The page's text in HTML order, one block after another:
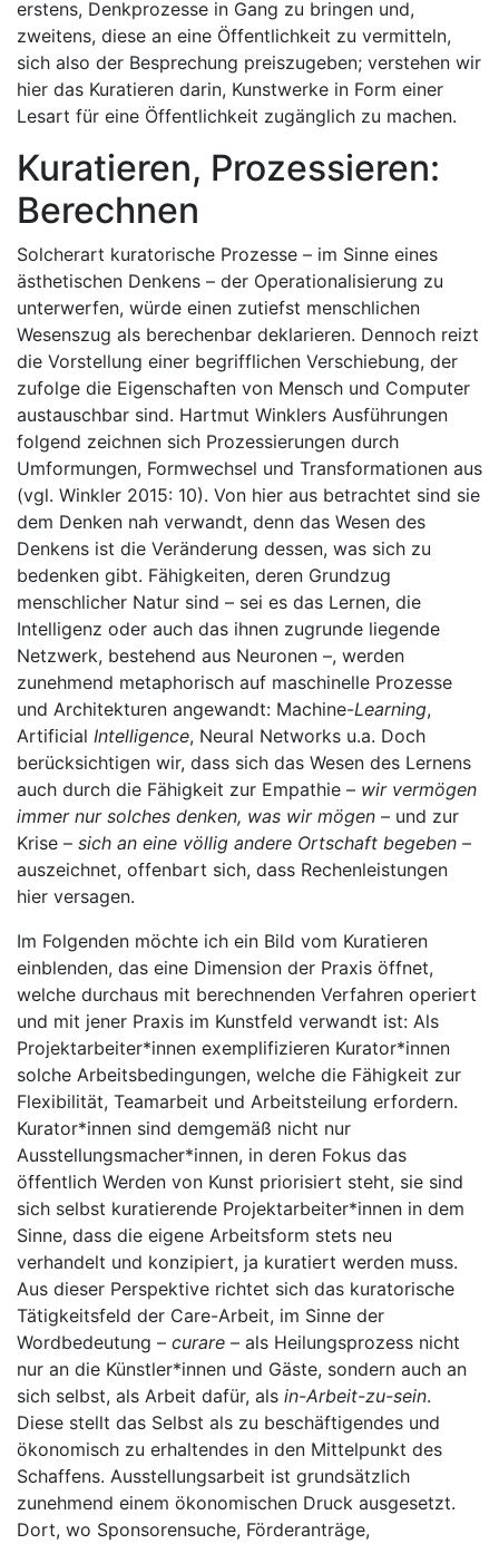
erstens, Denkprozesse in Gang zu bringen und,
zweitens, diese an eine Öffentlichkeit zu vermitteln,
sich also der Besprechung preiszugeben; verstehen wir
hier das Kuratieren darin, Kunstwerke in Form einer
Lesart für eine Öffentlichkeit zugänglich zu machen.
Kuratieren, Prozessieren:
Berechnen
Solcherart kuratorische Prozesse – im Sinne eines
ästhetischen Denkens – der Operationalisierung zu
unterwerfen, würde einen zutiefst menschlichen
Wesenszug als berechenbar deklarieren. Dennoch reizt
die Vorstellung einer begrifflichen Verschiebung, der
zufolge die Eigenschaften von Mensch und Computer
austauschbar sind. Hartmut Winklers Ausführungen
folgend zeichnen sich Prozessierungen durch
Umformungen, Formwechsel und Transformationen aus
(vgl. Winkler 2015: 10). Von hier aus betrachtet sind sie
dem Denken nah verwandt, denn das Wesen des
Denkens ist die Veränderung dessen, was sich zu
bedenken gibt. Fähigkeiten, deren Grundzug
menschlicher Natur sind – sei es das Lernen, die
Intelligenz oder auch das ihnen zugrunde liegende
Netzwerk, bestehend aus Neuronen –, werden
zunehmend metaphorisch auf maschinelle Prozesse
und Architekturen angewandt: Machine-Learning,
Artificial Intelligence, Neural Networks u.a. Doch
berücksichtigen wir, dass sich das Wesen des Lernens
auch durch die Fähigkeit zur Empathie – wir vermögen
immer nur solches denken, was wir mögen – und zur
Krise – sich an eine völlig andere Ortschaft begeben –
auszeichnet, offenbart sich, dass Rechenleistungen
hier versagen.
Im Folgenden möchte ich ein Bild vom Kuratieren
einblenden, das eine Dimension der Praxis öffnet,
welche durchaus mit berechnenden Verfahren operiert
und mit jener Praxis im Kunstfeld verwandt ist: Als
Projektarbeiter*innen exemplifizieren Kurator*innen
solche Arbeitsbedingungen, welche die Fähigkeit zur
Flexibilität, Teamarbeit und Arbeitsteilung erfordern.
Kurator*innen sind demgemäß nicht nur
Ausstellungsmacher*innen, in deren Fokus das
öffentlich Werden von Kunst priorisiert steht, sie sind
sich selbst kuratierende Projektarbeiter*innen in dem
Sinne, dass die eigene Arbeitsform stets neu
verhandelt und konzipiert, ja kuratiert werden muss.
Aus dieser Perspektive richtet sich das kuratorische
Tätigkeitsfeld der Care-Arbeit, im Sinne der
Wordbedeutung – curare – als Heilungsprozess nicht
nur an die Künstler*innen und Gäste, sondern auch an
sich selbst, als Arbeit dafür, als in-Arbeit-zu-sein.
Diese stellt das Selbst als zu beschäftigendes und
ökonomisch zu erhaltendes in den Mittelpunkt des
Schaffens. Ausstellungsarbeit ist grundsätzlich
zunehmend einem ökonomischen Druck ausgesetzt.
Dort, wo Sponsorensuche, Förderanträge,